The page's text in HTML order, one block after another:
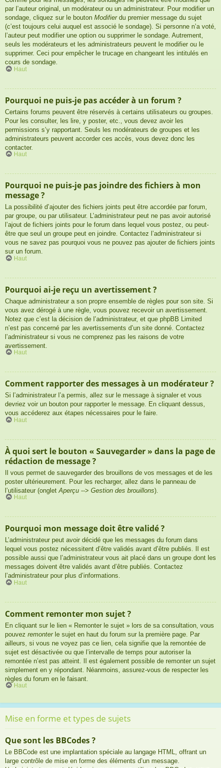
par l’auteur original, un modérateur ou un administrateur. Pour modifier un
sondage, cliquez sur le bouton Modifierdu premier message du sujet
(c’est toujours celui auquel est associé le sondage). Si personne n’a voté,
l’auteur peut modifier une option ou supprimer le sondage. Autrement,
seuls les modérateurs et les administrateurs peuvent le modifier ou le
supprimer. Ceci pour empêcher le trucage en changeant les intitulés en
cours de sondage.
Haut
Pourquoi ne puis-je pas accéder à un forum ?
Certains forums peuvent être réservés à certains utilisateurs ou groupes.
Pour les consulter, les lire, y poster, etc., vous devez avoir les
permissions s’y rapportant. Seuls les modérateurs de groupes et les
administrateurs peuvent accorder ces accès, vous devez donc les
contacter.
Haut
Pourquoi ne puis-je pas joindre des fichiers à mon
message ?
La possibilité d’ajouter des fichiers joints peut être accordée par forum,
par groupe, ou par utilisateur. L’administrateur peut ne pas avoir autorisé
l’ajout de fichiers joints pour le forum dans lequel vous postez, ou peut-
être que seul un groupe peut en joindre. Contactez l’administrateur si
vous ne savez pas pourquoi vous ne pouvez pas ajouter de fichiers joints
sur un forum.
Haut
Pourquoi ai-je reçu un avertissement ?
Chaque administrateur a son propre ensemble de règles pour son site. Si
vous avez dérogé à une règle, vous pouvez recevoir un avertissement.
Notez que c’est la décision de l’administrateur, et que phpBB Limited
n’est pas concerné par les avertissements d’un site donné. Contactez
l’administrateur si vous ne comprenez pas les raisons de votre
avertissement.
Haut
Comment rapporter des messages à un modérateur ?
Si l’administrateur l’a permis, allez sur le message à signaler et vous
devriez voir un bouton pour rapporter le message. En cliquant dessus,
vous accéderez aux étapes nécessaires pour le faire.
Haut
À quoi sert le bouton « Sauvegarder » dans la page de
rédaction de message ?
Il vous permet de sauvegarder des brouillons de vos messages et de les
poster ultérieurement. Pour les recharger, allez dans le panneau de
l’utilisateur (onglet Aperçu --> Gestion des brouillons).
Haut
Pourquoi mon message doit être validé ?
L’administrateur peut avoir décidé que les messages du forum dans
lequel vous postez nécessitent d’être validés avant d’être publiés. Il est
possible aussi que l’administrateur vous ait placé dans un groupe dont les
messages doivent être validés avant d’être publiés. Contactez
l’administrateur pour plus d’informations.
Haut
Comment remonter mon sujet ?
En cliquant sur le lien « Remonter le sujet » lors de sa consultation, vous
pouvez remonterle sujet en haut du forum sur la première page. Par
ailleurs, si vous ne voyez pas ce lien, cela signifie que la remontée de
sujet est désactivée ou que l’intervalle de temps pour autoriser la
remontée n’est pas atteint. Il est également possible de remonter un sujet
simplement en y répondant. Néanmoins, assurez-vous de respecter les
règles du forum en le faisant.
Haut
Mise en forme et types de sujets
Que sont les BBCodes ?
Le BBCode est une implantation spéciale au langage HTML, offrant un
large contrôle de mise en forme des éléments d’un message.